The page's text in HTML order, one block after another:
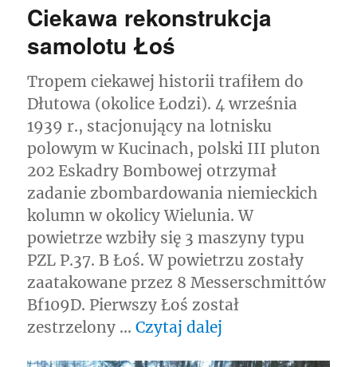
Ciekawa rekonstrukcja
samolotu Łoś
Tropem ciekawej historii trafiłem do
Dłutowa (okolice Łodzi). 4 września
1939 r., stacjonujący na lotnisku
polowym w Kucinach, polski III pluton
202 Eskadry Bombowej otrzymał
zadanie zbombardowania niemieckich
kolumn w okolicy Wielunia. W
powietrze wzbiły się 3 maszyny typu
PZL P.37. B Łoś. W powietrzu zostały
zaatakowane przez 8 Messerschmittów
Bf109D. Pierwszy Łoś został
zestrzelony …Czytaj dalej